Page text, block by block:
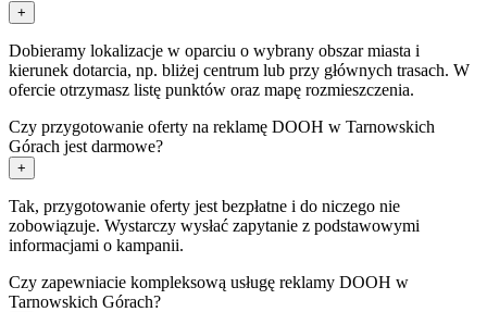
+
Dobieramy lokalizacje w oparciu o wybrany obszar miasta i
kierunek dotarcia, np. bliżej centrum lub przy głównych trasach. W
ofercie otrzymasz listę punktów oraz mapę rozmieszczenia.
Czy przygotowanie oferty na reklamę DOOH w Tarnowskich
Górach jest darmowe?
+
Tak, przygotowanie oferty jest bezpłatne i do niczego nie
zobowiązuje. Wystarczy wysłać zapytanie z podstawowymi
informacjami o kampanii.
Czy zapewniacie kompleksową usługę reklamy DOOH w
Tarnowskich Górach?